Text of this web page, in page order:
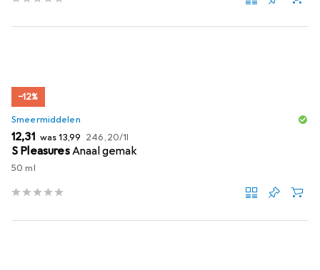
−12%
Smeermiddelen
EUR
12,31 wasEUR
13,99 EUR
246,20/1l
S PleasuresAnaal gemak
50 ml